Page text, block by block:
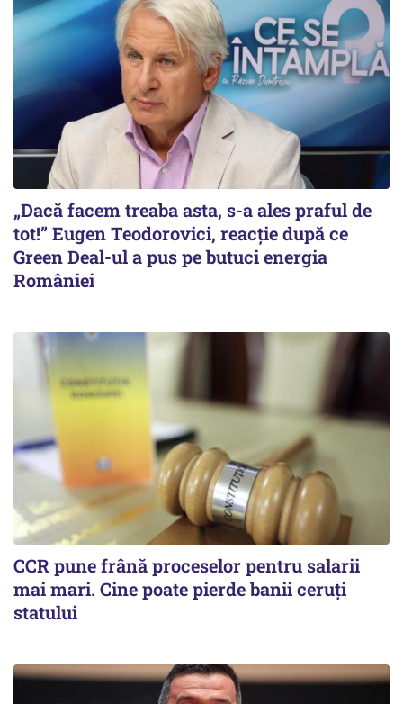
„Dacă facem treaba asta, s-a ales praful de
tot!” Eugen Teodorovici, reacție după ce
Green Deal-ul a pus pe butuci energia
României
CCR pune frână proceselor pentru salarii
mai mari. Cine poate pierde banii ceruți
statului